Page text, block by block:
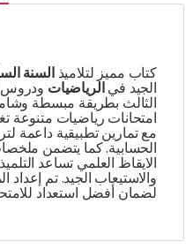
كتاب مميز لتلاميذالسنة
الجيد فيالرياضيات
امتحانات رياضيات متنوعة
مع تمارين تطبيقية داعمة
الحسابية. كما يتضمن
الايقاظ العلمي تساعد
والاستيعاب الجيد. تم
لضمان أفضل استعداد